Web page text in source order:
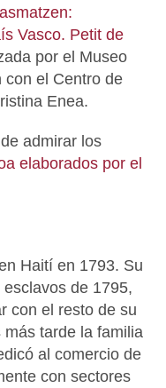
Vasco. Petit de
por el Museo
con el Centro de
Enea.
admirar los
elaborados por el
Haití en 1793. Su
de 1795,
con el resto de su
tarde la familia
al comercio de
con sectores